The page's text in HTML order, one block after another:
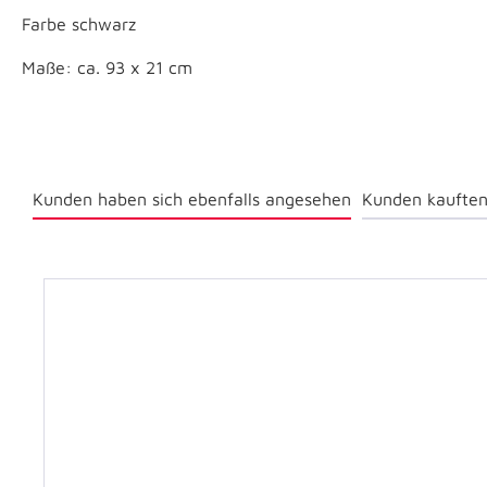
Farbe schwarz
Maße: ca. 93 x 21 cm
Kunden haben sich ebenfalls angesehen Kunden